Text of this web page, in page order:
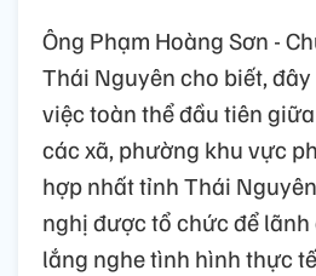
Ông Phạm Hoàng Sơn -
Thái Nguyên cho biết,
việc toàn thể đầu tiên
các xã, phường khu vực
hợp nhất tỉnh Thái
nghị được tổ chức để
lắng nghe tình hình thực